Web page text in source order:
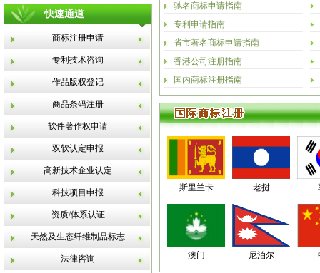
快速通道
商标注册申请
专利技术咨询
作品版权登记
商品条码注册
软件著作权申请
双软认定申报
高新技术企业认定
科技项目申报
资质/体系认证
天然及生态纤维制品标志
法律咨询
驰名商标申请指南
专利申请指南
省市著名商标申请指南
香港公司注册指南
国内商标注册指南
斯里兰卡 老挝
澳门 尼泊尔